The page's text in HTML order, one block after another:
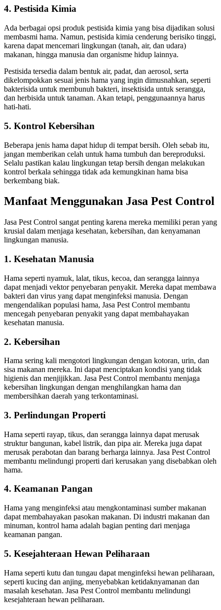
4. Pestisida Kimia
Ada berbagai opsi produk pestisida kimia yang bisa dijadikan solusi
membasmi hama. Namun, pestisida kimia cenderung berisiko tinggi,
karena dapat mencemari lingkungan (tanah, air, dan udara)
makanan, hingga manusia dan organisme hidup lainnya.
Pestisida tersedia dalam bentuk air, padat, dan aerosol, serta
dikelompokkan sesuai jenis hama yang ingin dimusnahkan, seperti
bakterisida untuk membunuh bakteri, insektisida untuk serangga,
dan herbisida untuk tanaman. Akan tetapi, penggunaannya harus
hati-hati.
5. Kontrol Kebersihan
Beberapa jenis hama dapat hidup di tempat bersih. Oleh sebab itu,
jangan memberikan celah untuk hama tumbuh dan bereproduksi.
Selalu pastikan kalau lingkungan tetap bersih dengan melakukan
kontrol berkala sehingga tidak ada kemungkinan hama bisa
berkembang biak.
Manfaat Menggunakan Jasa Pest Control
Jasa Pest Control sangat penting karena mereka memiliki peran yang
krusial dalam menjaga kesehatan, kebersihan, dan kenyamanan
lingkungan manusia.
1. Kesehatan Manusia
Hama seperti nyamuk, lalat, tikus, kecoa, dan serangga lainnya
dapat menjadi vektor penyebaran penyakit. Mereka dapat membawa
bakteri dan virus yang dapat menginfeksi manusia. Dengan
mengendalikan populasi hama, Jasa Pest Control membantu
mencegah penyebaran penyakit yang dapat membahayakan
kesehatan manusia.
2. Kebersihan
Hama sering kali mengotori lingkungan dengan kotoran, urin, dan
sisa makanan mereka. Ini dapat menciptakan kondisi yang tidak
higienis dan menjijikkan. Jasa Pest Control membantu menjaga
kebersihan lingkungan dengan menghilangkan hama dan
membersihkan daerah yang terkontaminasi.
3. Perlindungan Properti
Hama seperti rayap, tikus, dan serangga lainnya dapat merusak
struktur bangunan, kabel listrik, dan pipa air. Mereka juga dapat
merusak perabotan dan barang berharga lainnya. Jasa Pest Control
membantu melindungi properti dari kerusakan yang disebabkan oleh
hama.
4. Keamanan Pangan
Hama yang menginfeksi atau mengkontaminasi sumber makanan
dapat membahayakan pasokan makanan. Di industri makanan dan
minuman, kontrol hama adalah bagian penting dari menjaga
keamanan pangan.
5. Kesejahteraan Hewan Peliharaan
Hama seperti kutu dan tungau dapat menginfeksi hewan peliharaan,
seperti kucing dan anjing, menyebabkan ketidaknyamanan dan
masalah kesehatan. Jasa Pest Control membantu melindungi
kesejahteraan hewan peliharaan.